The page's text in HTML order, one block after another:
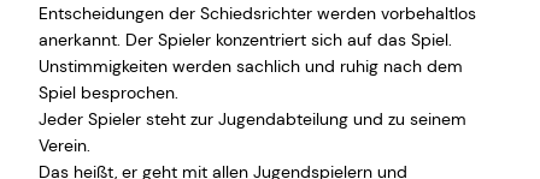
Entscheidungen der Schiedsrichter werden vorbehaltlos
anerkannt. Der Spieler konzentriert sich auf das Spiel.
Unstimmigkeiten werden sachlich und ruhig nach dem
Spiel besprochen.
Jeder Spieler steht zur Jugendabteilung und zu seinem
Verein.
Das heißt, er geht mit allen Jugendspielern und